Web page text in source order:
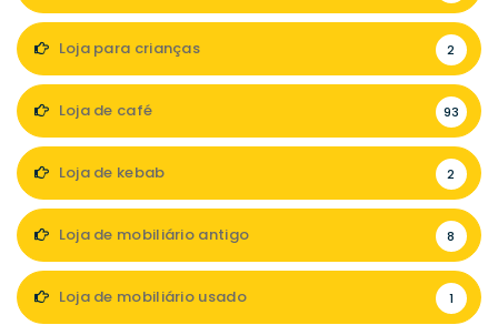
Loja para crianças 2
Loja de café 93
Loja de kebab 2
Loja de mobiliário antigo 8
Loja de mobiliário usado 1